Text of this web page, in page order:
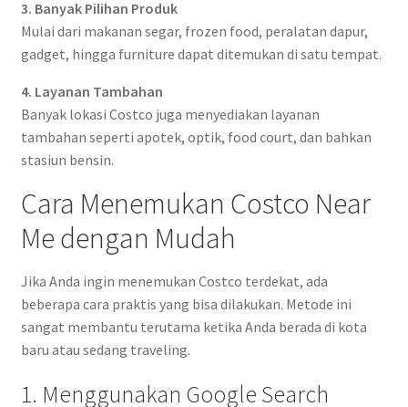
3. Banyak Pilihan Produk
Mulai dari makanan segar, frozen food, peralatan dapur,
gadget, hingga furniture dapat ditemukan di satu tempat.
4. Layanan Tambahan
Banyak lokasi Costco juga menyediakan layanan
tambahan seperti apotek, optik, food court, dan bahkan
stasiun bensin.
Cara Menemukan Costco Near
Me dengan Mudah
Jika Anda ingin menemukan Costco terdekat, ada
beberapa cara praktis yang bisa dilakukan. Metode ini
sangat membantu terutama ketika Anda berada di kota
baru atau sedang traveling.
1. Menggunakan Google Search